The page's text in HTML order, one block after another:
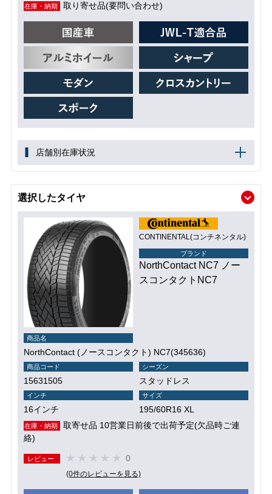
在庫・納期 取り寄せ品(要問い合わせ)
店舗別在庫状況
選択したタイヤ
CONTINENTAL(コンチネンタル)
ブランド
NorthContact NC7 ノー
スコンタクトNC7
商品名
NorthContact (ノースコンタクト) NC7(345636)
商品コード
15631505
シーズン
スタッドレス
インチ
16インチ
サイズ
195/60R16 XL
在庫・納期
取寄せ品 10営業日前後で出荷予定(欠品時ご連
絡)
レビュー 0
(0件のレビューを見る)